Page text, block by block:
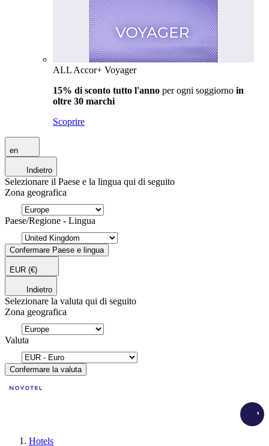
ALL Accor+ Voyager
15% di sconto tutto l'anno per ogni soggiorno in
oltre 30 marchi
Scoprire
en
Indietro
Selezionare il Paese e la lingua qui di seguito
Zona geografica
Paese/Regione - Lingua
Confermare Paese e lingua
EUR (€)
Indietro
Selezionare la valuta qui di seguito
Zona geografica
Valuta
Confermare la valuta
Hotels